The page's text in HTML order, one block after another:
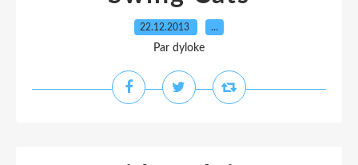
22.12.2013 …
Par dyloke